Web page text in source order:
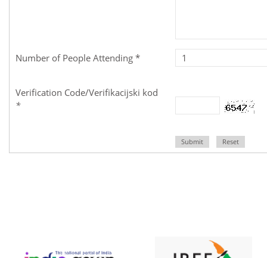
Number of People Attending *
Verification Code/Verifikacijski kod
*
Submit Reset